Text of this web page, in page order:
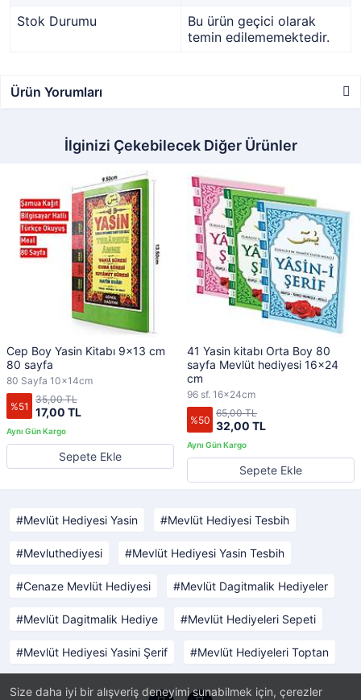
Size daha iyi bir alışveriş deneyimi sunabilmek için, çerezler
Stok Durumu
Bu ürün geçici olarak
temin edilememektedir.
Ürün Yorumları
İlginizi Çekebilecek Diğer Ürünler
Cep Boy Yasin Kitabı 9x13 cm
80 sayfa
80 Sayfa 10x14cm
%51 17,00 TL
35,00 TL
Sepete Ekle
41 Yasin kitabı Orta Boy 80
sayfa Mevlüt hediyesi 16x24
cm
96 sf. 16x24cm
%50 32,00 TL
65,00 TL
Sepete Ekle
Mevlüt Hediyesi Yasin Mevlüt Hediyesi Tesbih
Mevluthediyesi Mevlüt Hediyesi Yasin Tesbih
Cenaze Mevlüt Hediyesi Mevlüt Dagitmalik Hediyeler
Mevlüt Dagitmalik Hediye Mevlüt Hediyeleri Sepeti
Mevlüt Hediyesi Yasini Şerif Mevlüt Hediyeleri Toptan